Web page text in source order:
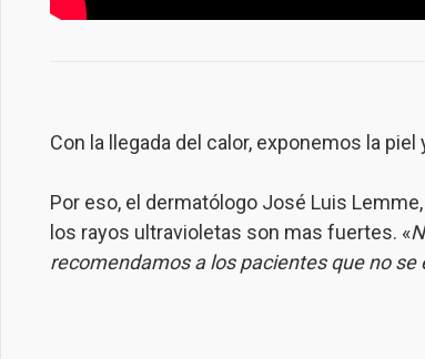
Con la llegada del calor, exponemos la
Por eso, el dermatólogo José Luis
los rayos ultravioletas son mas fuertes. «
recomendamos a los pacientes que no